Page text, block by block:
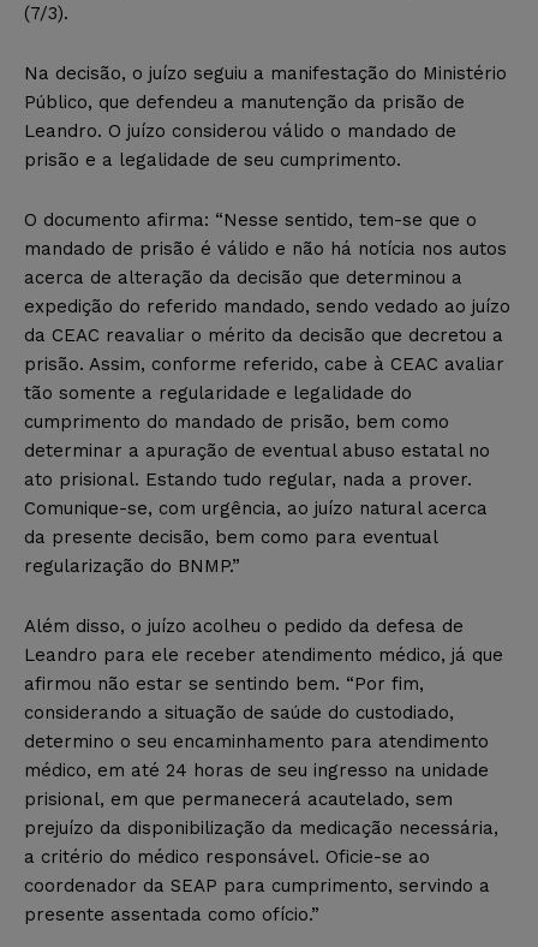
(7/3).
Na decisão, o juízo seguiu a manifestação do Ministério
Público, que defendeu a manutenção da prisão de
Leandro. O juízo considerou válido o mandado de
prisão e a legalidade de seu cumprimento.
O documento afirma: “Nesse sentido, tem-se que o
mandado de prisão é válido e não há notícia nos autos
acerca de alteração da decisão que determinou a
expedição do referido mandado, sendo vedado ao juízo
da CEAC reavaliar o mérito da decisão que decretou a
prisão. Assim, conforme referido, cabe à CEAC avaliar
tão somente a regularidade e legalidade do
cumprimento do mandado de prisão, bem como
determinar a apuração de eventual abuso estatal no
ato prisional. Estando tudo regular, nada a prover.
Comunique-se, com urgência, ao juízo natural acerca
da presente decisão, bem como para eventual
regularização do BNMP.”
Além disso, o juízo acolheu o pedido da defesa de
Leandro para ele receber atendimento médico, já que
afirmou não estar se sentindo bem. “Por fim,
considerando a situação de saúde do custodiado,
determino o seu encaminhamento para atendimento
médico, em até 24 horas de seu ingresso na unidade
prisional, em que permanecerá acautelado, sem
prejuízo da disponibilização da medicação necessária,
a critério do médico responsável. Oficie-se ao
coordenador da SEAP para cumprimento, servindo a
presente assentada como ofício.”